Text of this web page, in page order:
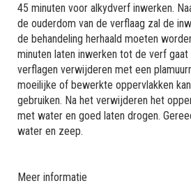
45 minuten voor alkydverf inwerken.
de ouderdom van de verflaag zal de
de behandeling herhaald moeten
minuten laten inwerken tot de verf
verflagen verwijderen met een
moeilijke of bewerkte oppervlakken
gebruiken. Na het verwijderen het
met water en goed laten drogen.
water en zeep.
Meer informatie